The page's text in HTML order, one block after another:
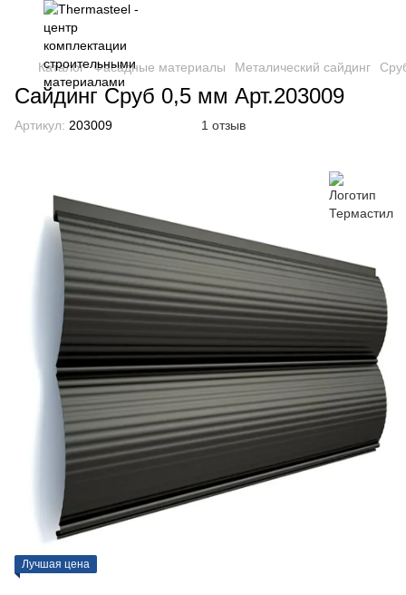
Каталог Фасадные материалы Металический сайдинг
Сайдинг Сруб 0,5 мм Арт.203009
Артикул: 203009 1 отзыв
Лучшая цена